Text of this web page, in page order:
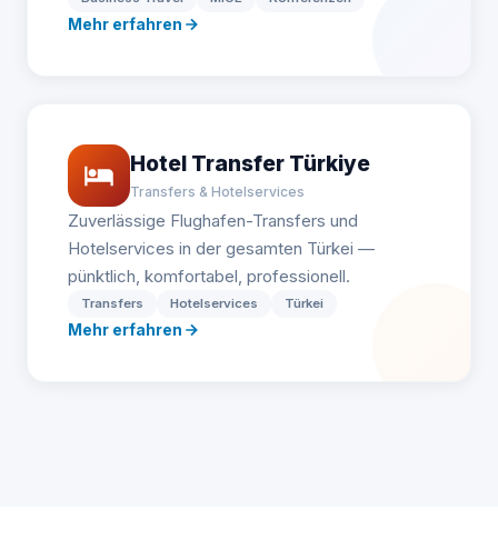
Mehr erfahren
Hotel Transfer Türkiye
Transfers & Hotelservices
Zuverlässige Flughafen-Transfers und
Hotelservices in der gesamten Türkei —
pünktlich, komfortabel, professionell.
Transfers Hotelservices Türkei
Mehr erfahren